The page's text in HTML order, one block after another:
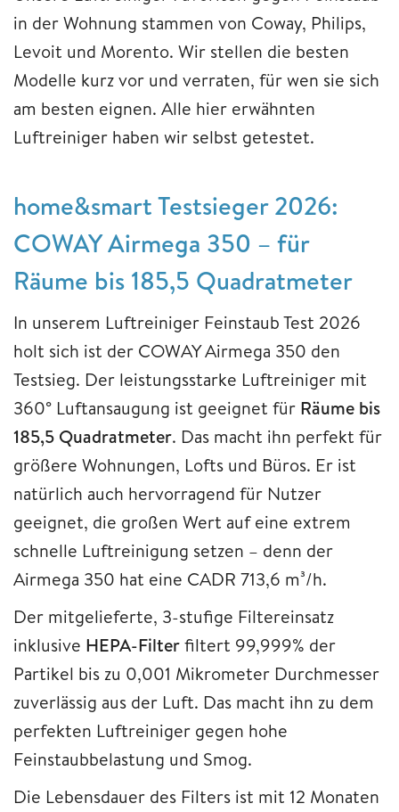
in der Wohnung stammen von Coway, Philips,
Levoit und Morento. Wir stellen die besten
Modelle kurz vor und verraten, für wen sie sich
am besten eignen. Alle hier erwähnten
Luftreiniger haben wir selbst getestet.
home&smart Testsieger 2026:
COWAY Airmega 350 – für
Räume bis 185,5 Quadratmeter
In unserem Luftreiniger Feinstaub Test 2026
holt sich ist der COWAY Airmega 350 den
Testsieg. Der leistungsstarke Luftreiniger mit
360° Luftansaugung ist geeignet für Räume bis
185,5 Quadratmeter. Das macht ihn perfekt für
größere Wohnungen, Lofts und Büros. Er ist
natürlich auch hervorragend für Nutzer
geeignet, die großen Wert auf eine extrem
schnelle Luftreinigung setzen – denn der
Airmega 350 hat eine CADR 713,6 m³/h.
Der mitgelieferte, 3-stufige Filtereinsatz
inklusive HEPA-Filterfiltert 99,999% der
Partikel bis zu 0,001 Mikrometer Durchmesser
zuverlässig aus der Luft. Das macht ihn zu dem
perfekten Luftreiniger gegen hohe
Feinstaubbelastung und Smog.
Die Lebensdauer des Filters ist mit 12 Monaten